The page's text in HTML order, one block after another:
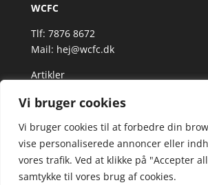
Vi bruger cookies
Vi bruger cookies til at forbedre din
vise personaliserede annoncer eller
vores trafik. Ved at klikke på "Accepter
samtykke til vores brug af cookies.
WCFC
Tlf: 7876 8672
Mail: hej@wcfc.dk
Artikler